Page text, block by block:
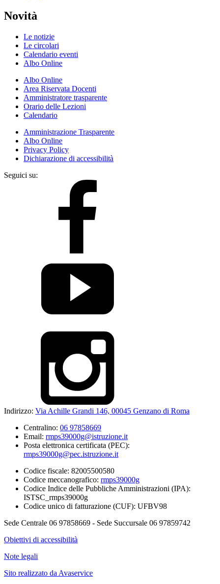
Novità
Le notizie
Le circolari
Calendario eventi
Albo Online
Albo Online
Area Riservata Docenti
Amministratore trasparente
Orario delle Lezioni
Calendario
Amministrazione Trasparente
Albo Online
Privacy Policy
Dichiarazione di accessibilità
Seguici su:
Indirizzo: Via Achille Grandi 146, 00045 Genzano di Roma
Centralino: 06 97858669
Email: rmps39000g@istruzione.it
Posta elettronica certificata (PEC):
rmps39000g@pec.istruzione.it
Codice fiscale: 82005500580
Codice meccanografico: rmps39000g
Codice Indice delle Pubbliche Amministrazioni (IPA):
ISTSC_rmps39000g
Codice unico di fatturazione (CUF): UFBV98
Sede Centrale 06 97858669 - Sede Succursale 06 97859742
Obiettivi di accessibilità
Note legali
Sito realizzato da Avaservice